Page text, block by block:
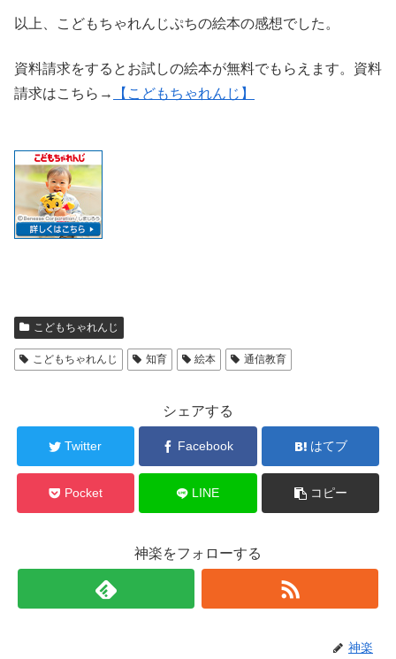
以上、こどもちゃれんじぷちの絵本の感想でした。
資料請求をするとお試しの絵本が無料でもらえます。資料
請求はこちら→
【こどもちゃれんじ】
こどもちゃれんじ
こどもちゃれんじ 知育 絵本 通信教育
シェアする
Twitter Facebook はてブ
Pocket LINE コピー
神楽をフォローする
神楽